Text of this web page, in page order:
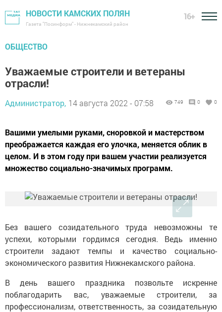
НОВОСТИ КАМСКИХ ПОЛЯН
Газета "Посинформ" - Нижнекамский район
16+
ОБЩЕСТВО
Уважаемые строители и ветераны
отрасли!
Администратор, 14 августа 2022 - 07:58 749 0 0
Вашими умелыми руками, сноровкой и мастерством
преображается каждая его улочка, меняется облик в
целом. И в этом году при вашем участии реализуется
множество социально-значимых программ.
Без вашего созидательного труда невозможны те
успехи, которыми гордимся сегодня. Ведь именно
строители задают темпы и качество социально-
экономического развития Нижнекамского района.
В день вашего праздника позвольте искренне
поблагодарить вас, уважаемые строители, за
профессионализм, ответственность, за созидательную